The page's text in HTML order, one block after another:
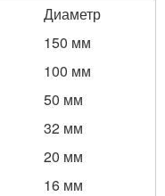
Диаметр
150 мм
100 мм
50 мм
32 мм
20 мм
16 мм